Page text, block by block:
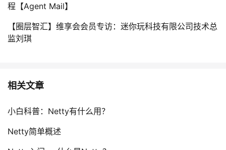
程【Agent Mail】
【圈层智汇】维享会会员专访：迷你玩科技有限公司技术总
监刘琪
相关文章
小白科普：Netty有什么用？
Netty简单概述